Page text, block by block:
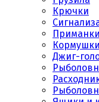
Крючки
Кормушки
Джиг-